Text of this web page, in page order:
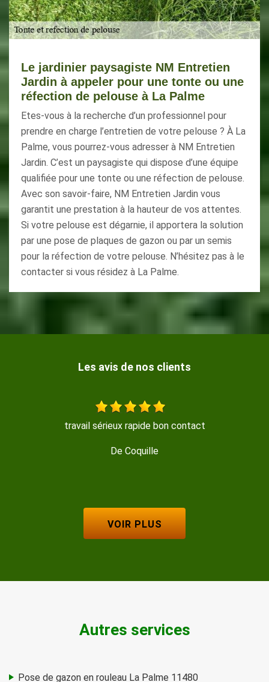
Le jardinier paysagiste NM Entretien
Jardin à appeler pour une tonte ou une
réfection de pelouse à La Palme
Etes-vous à la recherche d’un professionnel pour
prendre en charge l’entretien de votre pelouse ? À La
Palme, vous pourrez-vous adresser à NM Entretien
Jardin. C’est un paysagiste qui dispose d’une équipe
qualifiée pour une tonte ou une réfection de pelouse.
Avec son savoir-faire, NM Entretien Jardin vous
garantit une prestation à la hauteur de vos attentes.
Si votre pelouse est dégarnie, il apportera la solution
par une pose de plaques de gazon ou par un semis
pour la réfection de votre pelouse. N’hésitez pas à le
contacter si vous résidez à La Palme.
Les avis de nos clients
Entreprise sérieuse et réactive, je
VOIR PLUS
Autres services
Pose de gazon en rouleau La Palme 11480